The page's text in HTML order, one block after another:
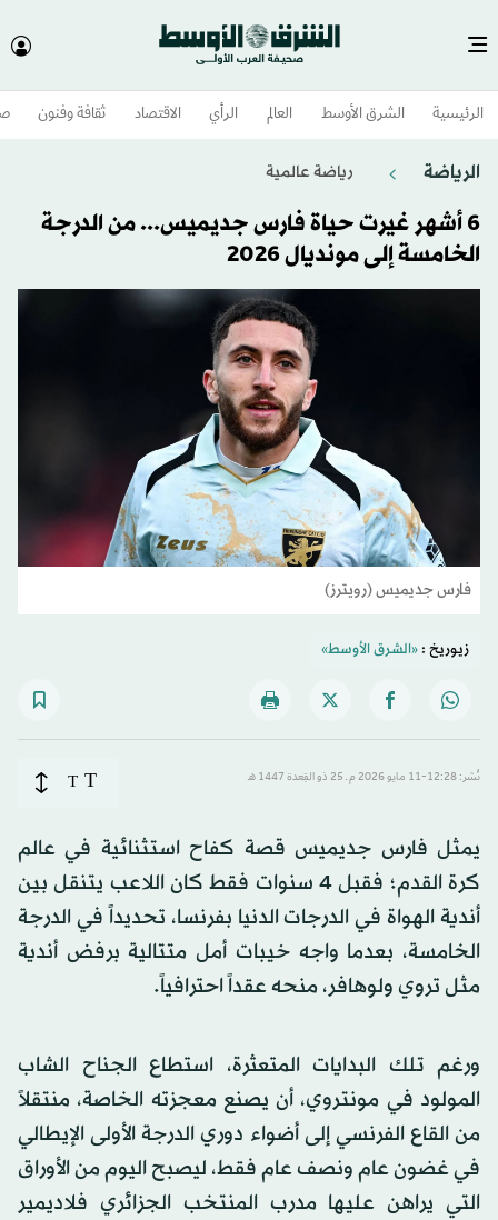
الرئيسية الشرق الأوسط​ العالم الرأي الاقتصاد ثقافة وفنون
الرياضة رياضة عالمية
6 أشهر غيرت حياة فارس جديميس... من الدرجة
الخامسة إلى مونديال 2026
فارس جديميس (رويترز)
زيوريخ :«الشرق الأوسط»
نُشر: 12:28-11 مايو 2026 م ـ 25 ذو القِعدة 1447 هـ T
T
يمثل فارس جديميس قصة كفاح استثنائية في عالم
كرة القدم؛ فقبل 4 سنوات فقط كان اللاعب يتنقل بين
أندية الهواة في الدرجات الدنيا بفرنسا، تحديداً في الدرجة
الخامسة، بعدما واجه خيبات أمل متتالية برفض أندية
مثل تروي ولوهافر، منحه عقداً احترافياً.
ورغم تلك البدايات المتعثرة، استطاع الجناح الشاب
المولود في مونتروي، أن يصنع معجزته الخاصة، منتقلاً
من القاع الفرنسي إلى أضواء دوري الدرجة الأولى الإيطالي
في غضون عام ونصف عام فقط، ليصبح اليوم من الأوراق
التي يراهن عليها مدرب المنتخب الجزائري فلاديمير